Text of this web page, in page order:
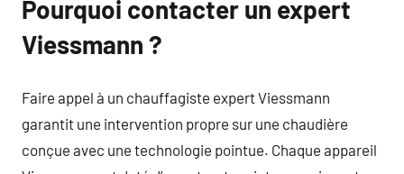
Pourquoi contacter un expert
Viessmann ?
Faire appel à un chauffagiste expert Viessmann
garantit une intervention propre sur une chaudière
conçue avec une technologie pointue. Chaque appareil